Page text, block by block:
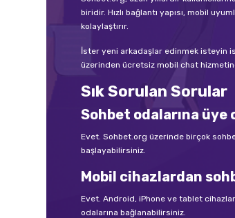
biridir. Hızlı bağlantı yapısı, mobil
kolaylaştırır.
İster yeni arkadaşlar edinmek isteyin
üzerinden ücretsiz mobil chat
Sık Sorulan Sorular
Sohbet odalarına
Evet. Sohbet.org üzerinde birçok
başlayabilirsiniz.
Mobil cihazlardan
Evet. Android, iPhone ve tablet
odalarına bağlanabilirsiniz.